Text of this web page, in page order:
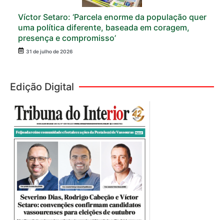
Víctor Setaro: ‘Parcela enorme da população quer
uma política diferente, baseada em coragem,
presença e compromisso’
31 de julho de 2026
Edição Digital